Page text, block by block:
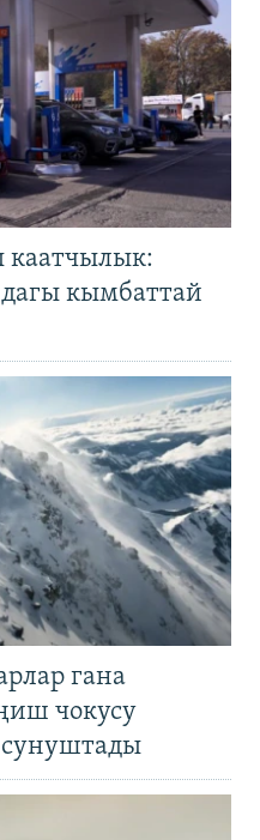
каатчылык:
кымбаттай
гана
чокусу